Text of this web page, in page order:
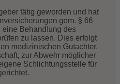
tätig geworden und hat
gem. § 66
eine Behandlung des
zu lassen. Dies erfolgt
medizinischen Gutachter.
zur Abwehr möglicher
Schlichtungsstelle für